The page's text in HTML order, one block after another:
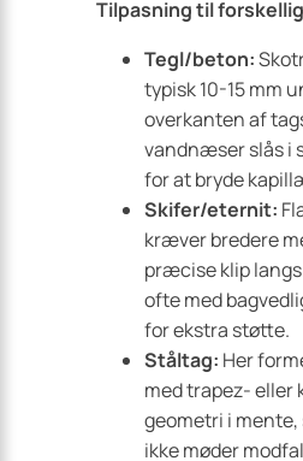
Tilpasning til
Tegl/beton:
typisk 10-15 mm
overkanten af
vandnæser slås i
for at bryde
Skifer/eternit:
kræver bredere
præcise klip
ofte med
for ekstra støtte.
Ståltag: Her
med trapez- eller
geometri i
ikke møder